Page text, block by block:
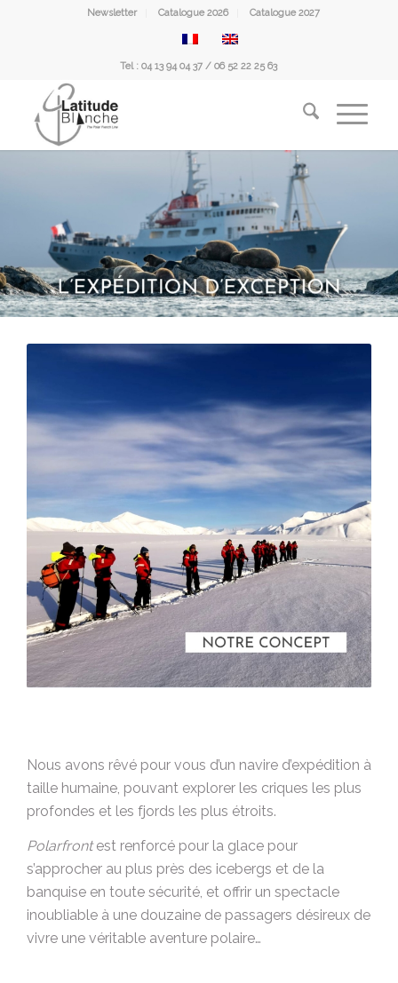
Newsletter Catalogue 2026 Catalogue 2027
Tel : 04 13 94 04 37 / 06 52 22 25 63
Nous avons rêvé pour vous d’un navire d’expédition à
taille humaine, pouvant explorer les criques les plus
profondes et les fjords les plus étroits.
Polarfrontest renforcé pour la glace pour
s’approcher au plus près des icebergs et de la
banquise en toute sécurité, et offrir un spectacle
inoubliable à une douzaine de passagers désireux de
vivre une véritable aventure polaire…